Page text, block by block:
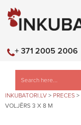
+ 371 2005 2006
INKUBATORI.LV > PRECES >
VOLJĒRS 3 X 8 M